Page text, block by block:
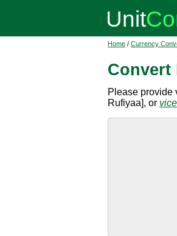
Home / Currency
Convert
Please provide
Rufiyaa], or